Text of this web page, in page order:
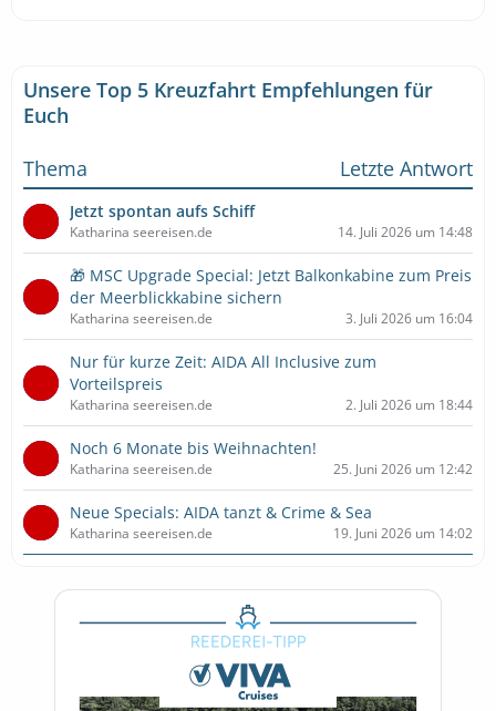
Unsere Top 5 Kreuzfahrt Empfehlungen für
Euch
Thema
Letzte Antwort
Jetzt spontan aufs Schiff
Katharina seereisen.de 14. Juli 2026 um 14:48
🎁 MSC Upgrade Special: Jetzt Balkonkabine zum Preis
der Meerblickkabine sichern
Katharina seereisen.de 3. Juli 2026 um 16:04
Nur für kurze Zeit: AIDA All Inclusive zum
Vorteilspreis
Katharina seereisen.de 2. Juli 2026 um 18:44
Noch 6 Monate bis Weihnachten!
Katharina seereisen.de 25. Juni 2026 um 12:42
Neue Specials: AIDA tanzt & Crime & Sea
Katharina seereisen.de 19. Juni 2026 um 14:02